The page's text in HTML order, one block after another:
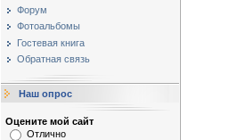
Форум
Фотоальбомы
Гостевая книга
Обратная связь
Наш опрос
Оцените мой сайт
Отлично